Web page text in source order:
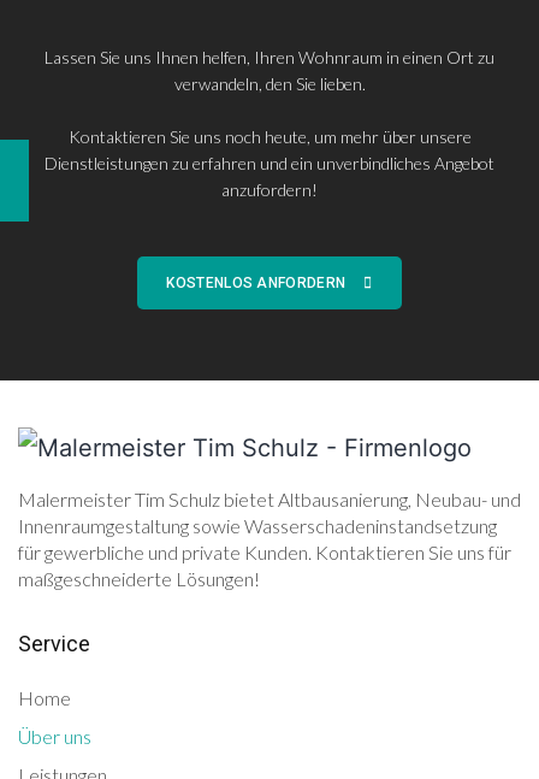
Lassen Sie uns Ihnen helfen, Ihren Wohnraum in einen Ort zu
verwandeln, den Sie lieben.
Kontaktieren Sie uns noch heute, um mehr über unsere
Dienstleistungen zu erfahren und ein unverbindliches Angebot
anzufordern!
KOSTENLOS ANFORDERN
Malermeister Tim Schulz bietet Altbausanierung, Neubau- und
Innenraumgestaltung sowie Wasserschadeninstandsetzung
für gewerbliche und private Kunden. Kontaktieren Sie uns für
maßgeschneiderte Lösungen!
Service
Home
Über uns
Leistungen